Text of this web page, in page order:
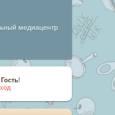
медиацентр
Гость!